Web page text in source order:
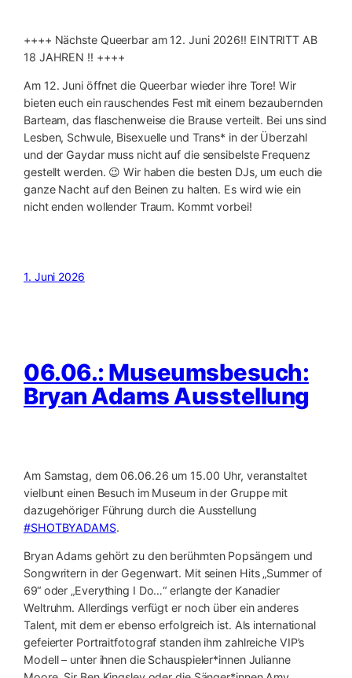
++++ Nächste Queerbar am 12. Juni 2026‼️ EINTRITT AB
18 JAHREN ‼️ ++++
Am 12. Juni öffnet die Queerbar wieder ihre Tore! Wir
bieten euch ein rauschendes Fest mit einem bezaubernden
Barteam, das flaschenweise die Brause verteilt. Bei uns sind
Lesben, Schwule, Bisexuelle und Trans* in der Überzahl
und der Gaydar muss nicht auf die sensibelste Frequenz
gestellt werden. 😉 Wir haben die besten DJs, um euch die
ganze Nacht auf den Beinen zu halten. Es wird wie ein
nicht enden wollender Traum. Kommt vorbei!
1. Juni 2026
06.06.: Museumsbesuch:
Bryan Adams Ausstellung
Am Samstag, dem 06.06.26 um 15.00 Uhr, veranstaltet
vielbunt einen Besuch im Museum in der Gruppe mit
dazugehöriger Führung durch die Ausstellung
#SHOTBYADAMS.
Bryan Adams gehört zu den berühmten Popsängern und
Songwritern in der Gegenwart. Mit seinen Hits „Summer of
69“ oder „Everything I Do…“ erlangte der Kanadier
Weltruhm. Allerdings verfügt er noch über ein anderes
Talent, mit dem er ebenso erfolgreich ist. Als international
gefeierter Portraitfotograf standen ihm zahlreiche VIP’s
Modell – unter ihnen die Schauspieler*innen Julianne